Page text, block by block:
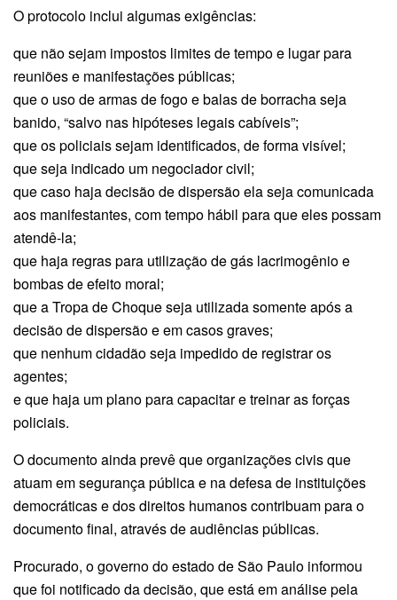
O protocolo inclui algumas exigências:
que não sejam impostos limites de tempo e lugar para
reuniões e manifestações públicas;
que o uso de armas de fogo e balas de borracha seja
banido, “salvo nas hipóteses legais cabíveis”;
que os policiais sejam identificados, de forma visível;
que seja indicado um negociador civil;
que caso haja decisão de dispersão ela seja comunicada
aos manifestantes, com tempo hábil para que eles possam
atendê-la;
que haja regras para utilização de gás lacrimogênio e
bombas de efeito moral;
que a Tropa de Choque seja utilizada somente após a
decisão de dispersão e em casos graves;
que nenhum cidadão seja impedido de registrar os
agentes;
e que haja um plano para capacitar e treinar as forças
policiais.
O documento ainda prevê que organizações civis que
atuam em segurança pública e na defesa de instituições
democráticas e dos direitos humanos contribuam para o
documento final, através de audiências públicas.
Procurado, o governo do estado de São Paulo informou
que foi notificado da decisão, que está em análise pela